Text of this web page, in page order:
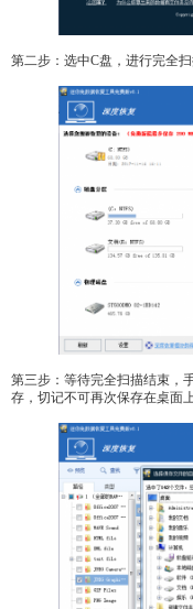
第二步：选中C盘，进行完全
第三步：等待完全扫描结束，
存，切记不可再次保存在桌面